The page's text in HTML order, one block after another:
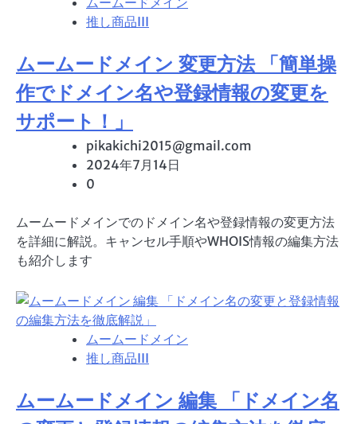
推し商品III
ムームードメイン 変更方法 「簡単操
作でドメイン名や登録情報の変更を
サポート！」
pikakichi2015@gmail.com
2024年7月14日
0
ムームードメインでのドメイン名や登録情報の変更方法
を詳細に解説。キャンセル手順やWHOIS情報の編集方法
も紹介します
ムームードメイン
推し商品III
ムームードメイン 編集 「ドメイン名